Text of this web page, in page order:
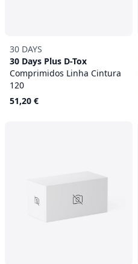
30 DAYS
30 Days Plus D-Tox
Comprimidos Linha Cintura
120
51,20 €